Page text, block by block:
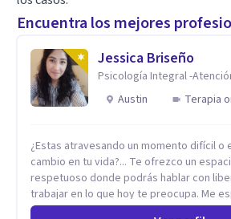
Encuentra los mejores
Jessica Briseño
Psicología Integral -
Austin
Terapia
¿Estas atravesando un momento difícil o
cambio en tu vida?... Te ofrezco un
respetuoso donde podrás hablar con
trabajar en lo que hoy te preocupa. Me especializo en
Trastornos de Ansiedad y a lo largo de